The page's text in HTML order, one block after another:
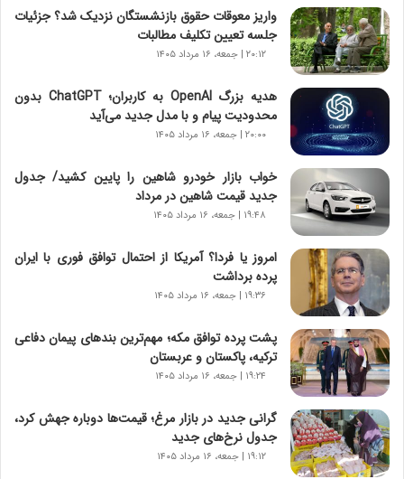
ن‌
خ
و
د
ر
و
ش
ن
س
ت
|
ب
ر
ن
ا
م
ه
ج
د
ی
د
ا
واریز معوقات حقوق بازنشستگان نزدیک شد؟ جزئیات
جلسه تعیین تکلیف مطالبات
۲۰:۱۲ | جمعه، ۱۶ مرداد ۱۴۰۵
هدیه بزرگ OpenAI به کاربران؛ ChatGPT بدون
محدودیت پیام و با مدل جدید می‌آید
۲۰:۰۰ | جمعه، ۱۶ مرداد ۱۴۰۵
خواب بازار خودرو شاهین را پایین کشید/ جدول
جدید قیمت شاهین در مرداد
۱۹:۴۸ | جمعه، ۱۶ مرداد ۱۴۰۵
امروز یا فردا؟ آمریکا از احتمال توافق فوری با ایران
پرده برداشت
۱۹:۳۶ | جمعه، ۱۶ مرداد ۱۴۰۵
پشت پرده توافق مکه؛ مهم‌ترین بندهای پیمان دفاعی
ترکیه، پاکستان و عربستان
۱۹:۲۴ | جمعه، ۱۶ مرداد ۱۴۰۵
گرانی جدید در بازار مرغ؛ قیمت‌ها دوباره جهش کرد،
جدول نرخ‌های جدید
۱۹:۱۲ | جمعه، ۱۶ مرداد ۱۴۰۵